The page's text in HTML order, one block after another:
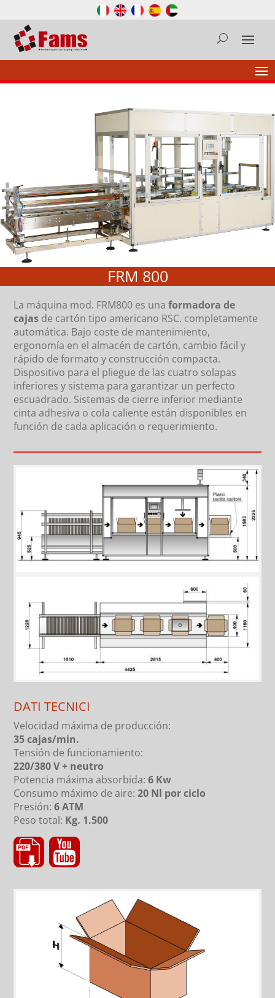
FRM 800
La máquina mod. FRM800 es una formadora de
cajas de cartón tipo americano RSC. completamente
automática. Bajo coste de mantenimiento,
ergonomía en el almacén de cartón, cambio fácil y
rápido de formato y construcción compacta.
Dispositivo para el pliegue de las cuatro solapas
inferiores y sistema para garantizar un perfecto
escuadrado. Sistemas de cierre inferior mediante
cinta adhesiva o cola caliente están disponibles en
función de cada aplicación o requerimiento.
DATI TECNICI
Velocidad máxima de producción:
35 cajas/min.
Tensión de funcionamiento:
220/380 V + neutro
Potencia máxima absorbida:6 Kw
Consumo máximo de aire:20 Nl por ciclo
Presión:6 ATM
Peso total: Kg. 1.500